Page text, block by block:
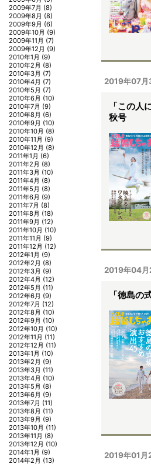
2019年07月
「この人
秋号
2019年04月
「徳島
2019年01月
2009年7月 (8)
2009年8月 (8)
2009年9月 (6)
2009年10月 (9)
2009年11月 (7)
2009年12月 (9)
2010年1月 (9)
2010年2月 (8)
2010年3月 (7)
2010年4月 (7)
2010年5月 (7)
2010年6月 (10)
2010年7月 (9)
2010年8月 (6)
2010年9月 (10)
2010年10月 (8)
2010年11月 (9)
2010年12月 (8)
2011年1月 (6)
2011年2月 (8)
2011年3月 (10)
2011年4月 (8)
2011年5月 (8)
2011年6月 (9)
2011年7月 (8)
2011年8月 (18)
2011年9月 (12)
2011年10月 (10)
2011年11月 (9)
2011年12月 (12)
2012年1月 (9)
2012年2月 (8)
2012年3月 (9)
2012年4月 (12)
2012年5月 (11)
2012年6月 (9)
2012年7月 (12)
2012年8月 (10)
2012年9月 (10)
2012年10月 (10)
2012年11月 (11)
2012年12月 (11)
2013年1月 (10)
2013年2月 (9)
2013年3月 (11)
2013年4月 (10)
2013年5月 (8)
2013年6月 (9)
2013年7月 (11)
2013年8月 (11)
2013年9月 (9)
2013年10月 (11)
2013年11月 (8)
2013年12月 (10)
2014年1月 (9)
2014年2月 (13)